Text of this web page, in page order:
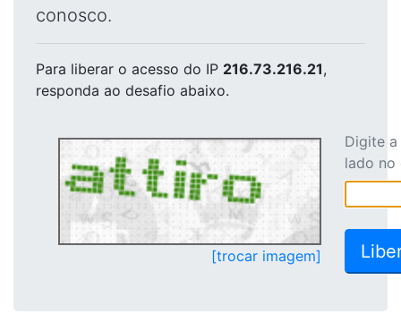
conosco.
Para liberar o acesso do IP 216.73.216.21,
responda ao desafio abaixo.
[trocar imagem]
Digite
lado no